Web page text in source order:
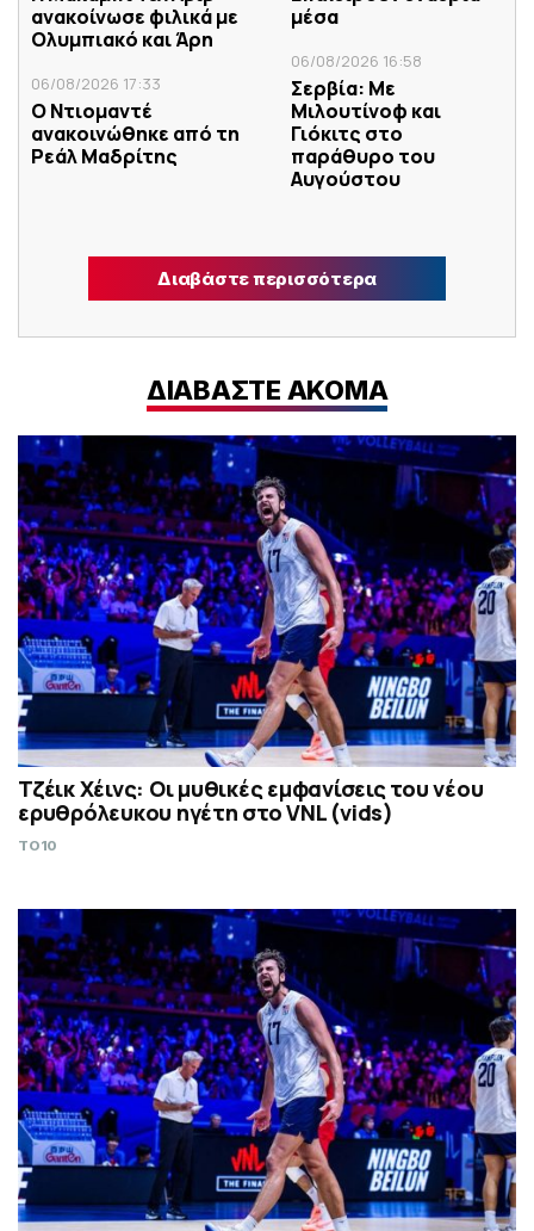
ανακοίνωσε φιλικά με
Ολυμπιακό και Άρη
06/08/2026 17:33
Ο Ντιομαντέ
ανακοινώθηκε από τη
Ρεάλ Μαδρίτης
μέσα
06/08/2026 16:58
Σερβία: Με
Μιλουτίνοφ και
Γιόκιτς στο
παράθυρο του
Αυγούστου
Διαβάστε περισσότερα
ΔΙΑΒΑΣΤΕ ΑΚΟΜΑ
Τζέικ Χέινς: Οι μυθικές εμφανίσεις του νέου
ερυθρόλευκου ηγέτη στο VNL (vids)
TO10